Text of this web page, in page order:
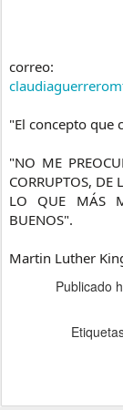
correo:
"El concepto que
"NO ME
CORRUPTOS, DE
LO QUE MÁS
BUENOS".
Martin Luther
Publicado